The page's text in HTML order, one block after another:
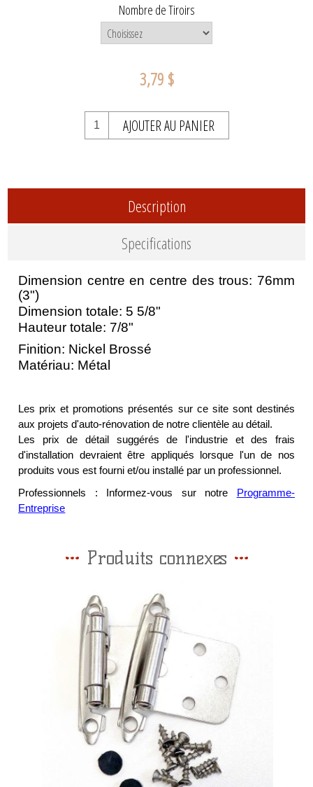
Nombre de Tiroirs
3,79 $
AJOUTER AU PANIER
Description
Specifications
Dimension centre en centre des trous: 76mm
(3")
Dimension totale: 5 5/8"
Hauteur totale: 7/8"
Finition: Nickel Brossé
Matériau: Métal
Les prix et promotions présentés sur ce site sont destinés
aux projets d'auto-rénovation de notre clientèle au détail.
Les prix de détail suggérés de l'industrie et des frais
d'installation devraient être appliqués lorsque l'un de nos
produits vous est fourni et/ou installé par un professionnel.
Professionnels : Informez-vous sur notre
Programme-
Entreprise
Produits connexes